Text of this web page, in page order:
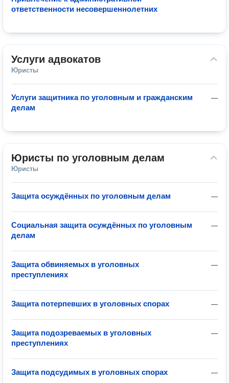
ответственности несовершеннолетних
Услуги адвокатов
Юристы
—
Услуги защитника по уголовным и гражданским
делам
Юристы по уголовным делам
Юристы
—
Защита осуждённых по уголовным делам
—
Социальная защита осуждённых по уголовным
делам
—
Защита обвиняемых в уголовных
преступлениях
—
Защита потерпевших в уголовных спорах
—
Защита подозреваемых в уголовных
преступлениях
—
Защита подсудимых в уголовных спорах